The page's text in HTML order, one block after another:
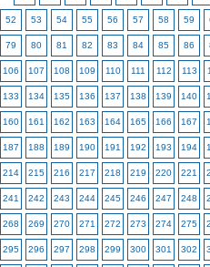
52 53 54 55 56 57 58 59
79 80 81 82 83 84 85 86
106 107 108 109 110 111 112 113
133 134 135 136 137 138 139 140
160 161 162 163 164 165 166 167
187 188 189 190 191 192 193 194
214 215 216 217 218 219 220 221
241 242 243 244 245 246 247 248
268 269 270 271 272 273 274 275
295 296 297 298 299 300 301 302